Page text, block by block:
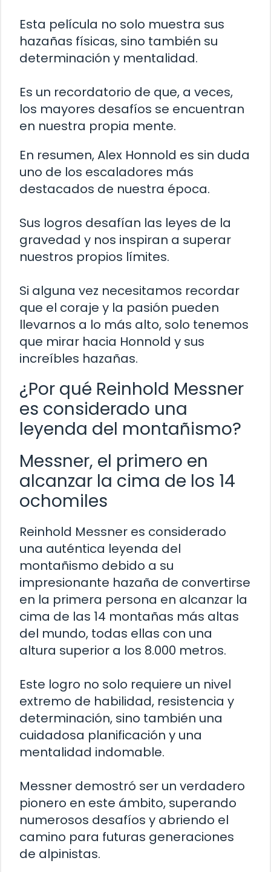
Esta película no solo muestra sus
hazañas físicas, sino también su
determinación y mentalidad.
Es un recordatorio de que, a veces,
los mayores desafíos se encuentran
en nuestra propia mente.
En resumen, Alex Honnold es sin duda
uno de los escaladores más
destacados de nuestra época.
Sus logros desafían las leyes de la
gravedad y nos inspiran a superar
nuestros propios límites.
Si alguna vez necesitamos recordar
que el coraje y la pasión pueden
llevarnos a lo más alto, solo tenemos
que mirar hacia Honnold y sus
increíbles hazañas.
¿Por qué Reinhold Messner
es considerado una
leyenda del montañismo?
Messner, el primero en
alcanzar la cima de los 14
ochomiles
Reinhold Messner es considerado
una auténtica leyenda del
montañismo debido a su
impresionante hazaña de convertirse
en la primera persona en alcanzar la
cima de las 14 montañas más altas
del mundo, todas ellas con una
altura superior a los 8.000 metros.
Este logro no solo requiere un nivel
extremo de habilidad, resistencia y
determinación, sino también una
cuidadosa planificación y una
mentalidad indomable.
Messner demostró ser un verdadero
pionero en este ámbito, superando
numerosos desafíos y abriendo el
camino para futuras generaciones
de alpinistas.